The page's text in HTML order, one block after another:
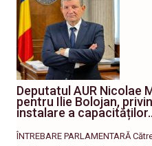
Deputatul AUR Nicolae
pentru Ilie Bolojan,
instalare a
ÎNTREBARE PARLAMENTARĂ